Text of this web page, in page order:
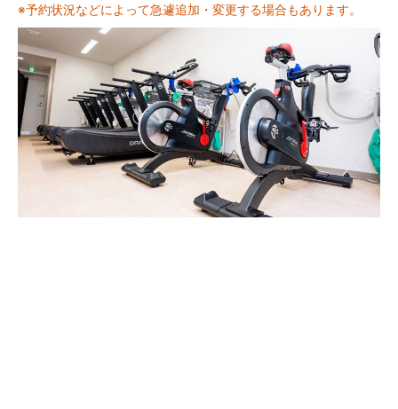
※予約状況などによって急遽追加・変更する場合もあります。